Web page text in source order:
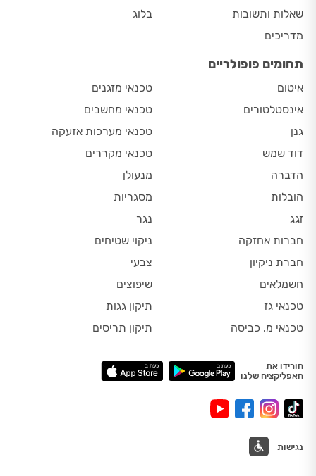
שאלות ותשובות
מדריכים
בלוג
תחומים פופולריים
איטום
אינסטלטורים
גנן
דוד שמש
הדברה
הובלות
זגג
חברות אחזקה
חברת ניקיון
חשמלאים
טכנאי גז
טכנאי מ. כביסה
טכנאי מזגנים
טכנאי מחשבים
טכנאי מערכות אזעקה
טכנאי מקררים
מנעולן
מסגריות
נגר
ניקוי שטיחים
צבעי
שיפוצים
תיקון גגות
תיקון תריסים
הורידו את
האפליקציה שלנו
נגישות